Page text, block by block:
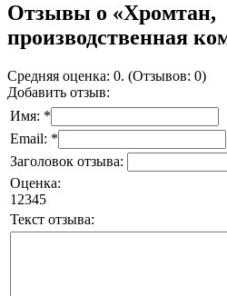
Отзывы о «Хромтан,
производственная
Средняя оценка: 0. (Отзывов: 0)
Добавить отзыв:
Имя: *
Email: *
Заголовок отзыва:
Оценка:
1 2345
Текст отзыва: